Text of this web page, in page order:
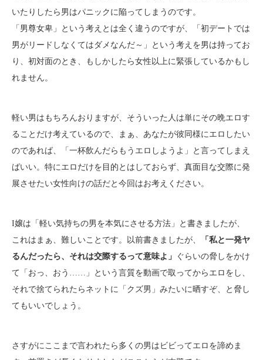
いたりしたら男はパニックに陥ってしまうのです。
「男尊女卑」という考えとは全く違うのですが、「初デートでは
男がリードしなくてはダメなんだ～」という考えを男は持ってお
り、初対面のとき、もしかしたら女性以上に緊張しているかもし
れません。
軽い男はもちろんおりますが、そういった人は単にその晩エロす
ることだけ考えているので、まぁ、あなたが彼同様にエロしたい
のであれば、「一杯飲んだらもうエロしようよ」と言ってしまえ
ばいい。特にエロだけを目的とはしておらず、真面目な交際に発
展させたい女性向けの話だと今回はお考えください。
I嬢は「軽い気持ちの男を本気にさせる方法」と書きましたが、
これはまぁ、難しいことです。以前書きましたが、
「私と一発ヤ
るんだったら、それは交際するって意味よ」
ぐらいの脅しをかけ
て「おっ、おう……」という言質を動画で取ってからエロをし、
それで捨てられたらネットに「クズ男」みたいに晒すぞ、と脅し
てもいいでしょう。
さすがにここまで言われたら多くの男はビビってエロを諦めま